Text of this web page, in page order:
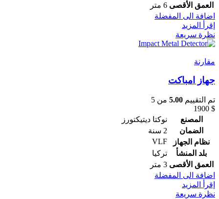
العمق الأقصى 6 متر
اضافة الى المفضلة
إقرأ المزيد
نظرة سريعة
مقارنة
جهاز امباكت
تم التقييم 5.00 من 5
1900 $
المصنع
نوكتا ديتيكتورز
الضمان
2 سنة
نظام الجهاز
VLF
بلد المنشأ
تركيا
العمق الأقصى 3 متر
اضافة الى المفضلة
إقرأ المزيد
نظرة سريعة